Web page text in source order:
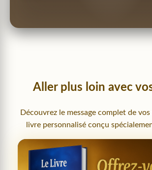
Aller plus loin avec
Découvrez le message complet de vos
livre personnalisé conçu